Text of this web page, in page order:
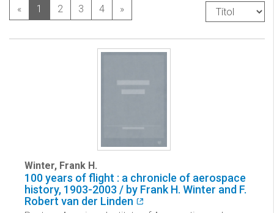
«
1 2 3 4 »
Winter, Frank H.
100 years of flight : a chronicle of aerospace
history, 1903-2003 / by Frank H. Winter and F.
Robert van der Linden